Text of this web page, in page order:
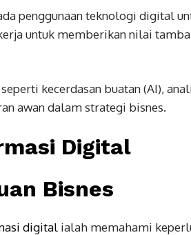
penggunaan teknologi digital
untuk memberikan nilai
kecerdasan buatan (AI),
awan dalam strategi bisnes.
Digital
Bisnes
digital ialah memahami